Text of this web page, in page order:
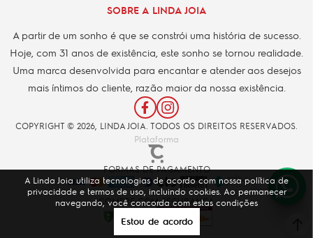
SOBRE A LINDA JOIA
A partir de um sonho é que se constrói uma história de sucesso.
Hoje, com 31 anos de existência, este sonho se tornou realidade.
Uma marca desenvolvida para encantar e atender aos desejos
mais íntimos do cliente, razão maior da nossa existência.
COPYRIGHT © 2026, LINDA JOIA. TODOS OS DIREITOS RESERVADOS.
Plataforma
FORMAS DE PAGAMENTO
COMPRE COM SEGURANÇA
A Linda Joia utiliza tecnologias de acordo com nossa política de
privacidade e termos de uso, incluindo cookies. Ao permanecer
navegando, você concorda com estas condições
Estou de acordo